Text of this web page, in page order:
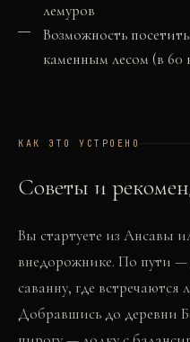
лемуров
Возможность
каменным лесом (в 60
КАК ЭТО УСТРОЕНО
Советы и
Вы стартуете из Ансавы
внедорожнике. По пути —
саванну, где
Добравшись до деревни